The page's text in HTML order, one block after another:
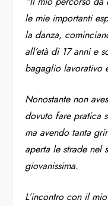
le mie importanti
la danza,
all’età di 17 anni e
bagaglio lavorativo
Nonostante non
dovuto fare pratica
ma avendo tanta
aperta le strade nel
giovanissima.
L’incontro con il